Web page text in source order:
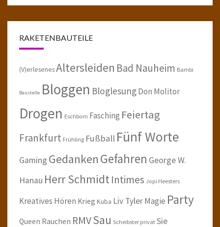
RAKETENBAUTEILE
(V)erlesenesAltersleiden Bad Nauheim Bambi
Baustelle Bloggen BloglesungDon Molitor
Drogen Eschborn Fasching Feiertag
Frankfurt Frühling Fußball Fünf Worte
Gaming GedankenGefahren George W.
Hanau Herr SchmidtIntimes Jopi Heesters
Kreatives Hören Krieg Kuba Liv TylerMagie Party
Queen Rauchen RMVSau Scheibster privat Sie